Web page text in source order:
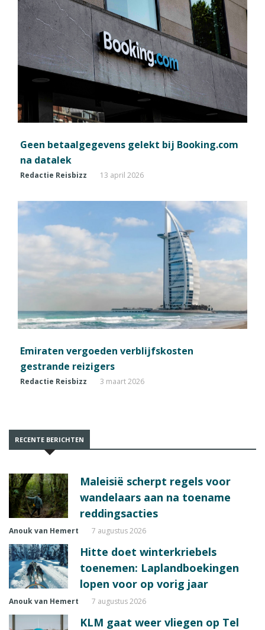
Geen betaalgegevens gelekt bij Booking.com
na datalek
Redactie Reisbizz 13 april 2026
Emiraten vergoeden verblijfskosten
gestrande reizigers
Redactie Reisbizz 3 maart 2026
RECENTE BERICHTEN
Maleisië scherpt regels voor
wandelaars aan na toename
reddingsacties
Anouk van Hemert 7 augustus 2026
Hitte doet winterkriebels
toenemen: Laplandboekingen
lopen voor op vorig jaar
Anouk van Hemert 7 augustus 2026
KLM gaat weer vliegen op Tel